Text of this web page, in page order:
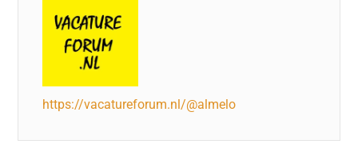
https://vacatureforum.nl/@almelo